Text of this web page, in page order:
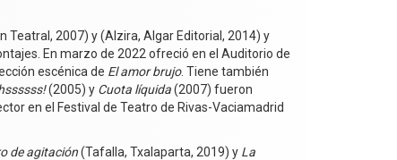
Teatral, 2007) y (Alzira, Algar Editorial, 2014) y
En marzo de 2022 ofreció en el Auditorio de
escénica de El amor brujo. Tiene también
(2005) y Cuota líquida(2007) fueron
en el Festival de Teatro de Rivas-Vaciamadrid
de agitación(Tafalla, Txalaparta, 2019) y La